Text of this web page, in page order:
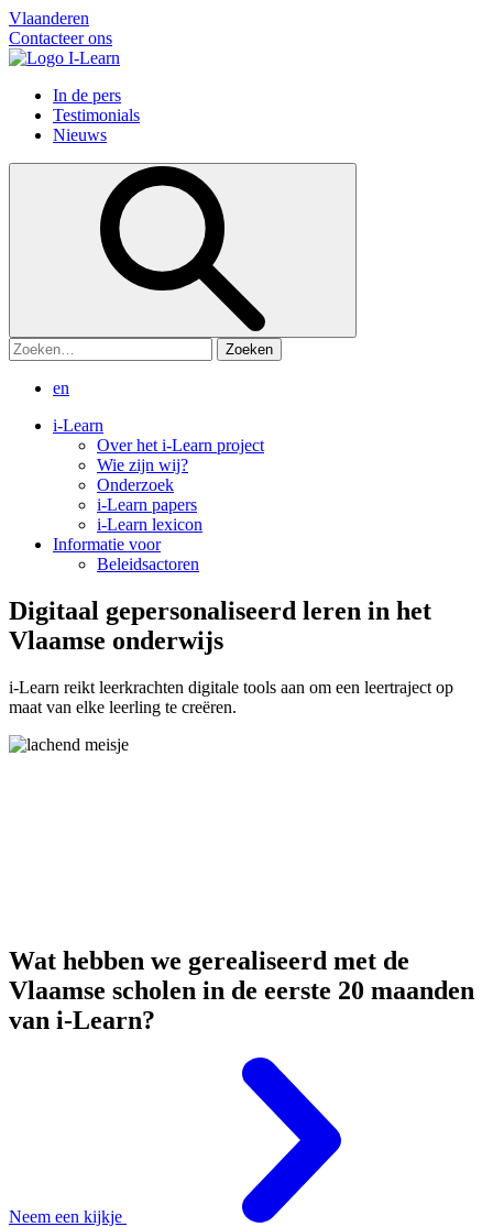
Vlaanderen
Contacteer ons
In de pers
Testimonials
Nieuws
Zoeken:
en
i-Learn
Over het i-Learn project
Wie zijn wij?
Onderzoek
i-Learn papers
i-Learn lexicon
Informatie voor
Beleidsactoren
Digitaal gepersonaliseerd leren in het
Vlaamse onderwijs
i-Learn reikt leerkrachten digitale tools aan om een leertraject op
maat van elke leerling te creëren.
Wat hebben we gerealiseerd met de
Vlaamse scholen in de eerste 20 maanden
van i-Learn?
Neem een kijkje